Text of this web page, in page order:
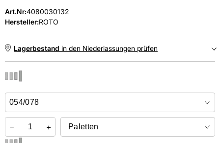
Art.Nr:4080030132
Hersteller:ROTO
Lagerbestand in den Niederlassungen prüfen
Online kaufen &
− +